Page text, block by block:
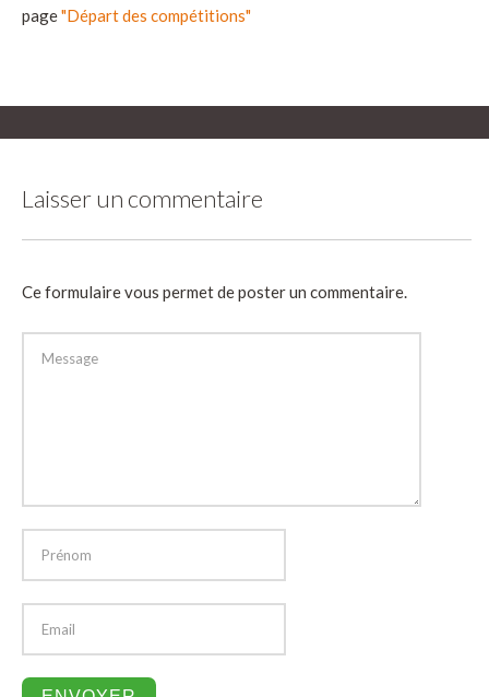
page"Départ des compétitions"
Laisser un commentaire
Ce formulaire vous permet de poster un commentaire.